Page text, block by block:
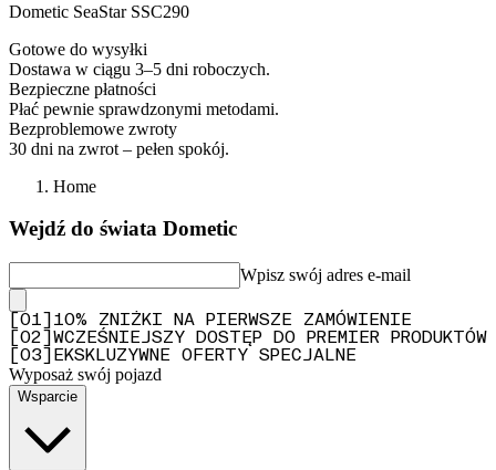
Dometic SeaStar SSC290
Gotowe do wysyłki
Dostawa w ciągu 3–5 dni roboczych.
Bezpieczne płatności
Płać pewnie sprawdzonymi metodami.
Bezproblemowe zwroty
30 dni na zwrot – pełen spokój.
Home
Wejdź do świata Dometic
Wpisz swój adres e-mail
01
10% ZNIŻKI NA PIERWSZE ZAMÓWIENIE
02
WCZEŚNIEJSZY DOSTĘP DO PREMIER PRODUKTÓW
03 EKSKLUZYWNE OFERTY SPECJALNE
Wyposaż swój pojazd
Wsparcie